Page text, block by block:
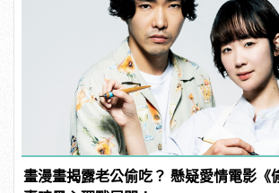
畫漫畫揭露老公偷吃？ 懸疑愛情電影《